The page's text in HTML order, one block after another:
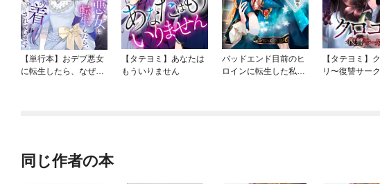
【単行本】おデブ悪女
に転生したら、なぜか
【タテヨミ】あなたは
もういりません
バッドエンド目前のヒ
ロインに転生した私、
【タテヨミ】
リ〜復讐サー
同じ作者の本